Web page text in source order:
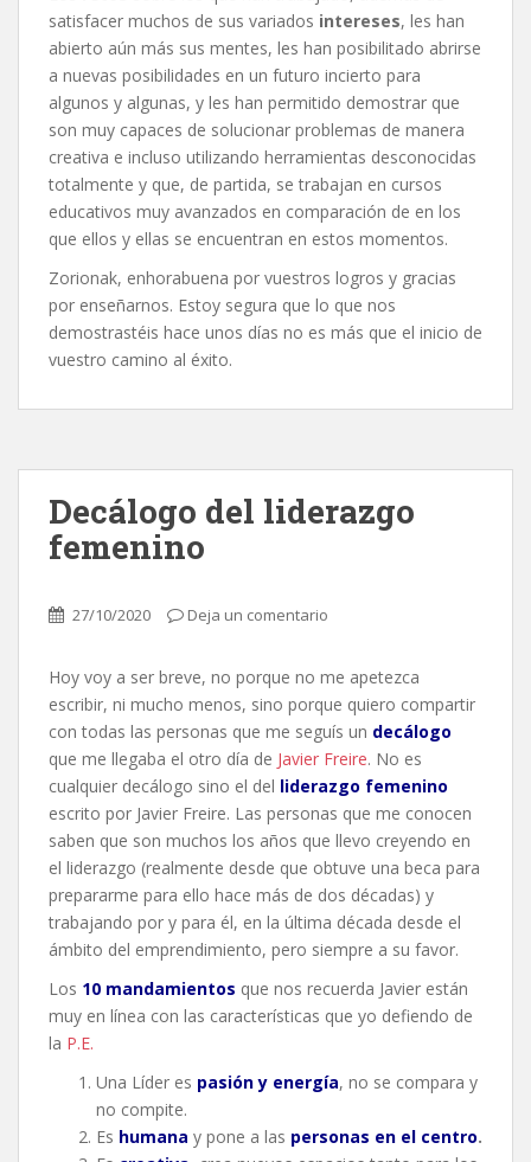
satisfacer muchos de sus variados intereses, les han
abierto aún más sus mentes, les han posibilitado abrirse
a nuevas posibilidades en un futuro incierto para
algunos y algunas, y les han permitido demostrar que
son muy capaces de solucionar problemas de manera
creativa e incluso utilizando herramientas desconocidas
totalmente y que, de partida, se trabajan en cursos
educativos muy avanzados en comparación de en los
que ellos y ellas se encuentran en estos momentos.
Zorionak, enhorabuena por vuestros logros y gracias
por enseñarnos. Estoy segura que lo que nos
demostrastéis hace unos días no es más que el inicio de
vuestro camino al éxito.
Decálogo del liderazgo
femenino
27/10/2020 Deja un comentario
Hoy voy a ser breve, no porque no me apetezca
escribir, ni mucho menos, sino porque quiero compartir
con todas las personas que me seguís un decálogo
que me llegaba el otro día de Javier Freire. No es
cualquier decálogo sino el del liderazgo femenino
escrito por Javier Freire. Las personas que me conocen
saben que son muchos los años que llevo creyendo en
el liderazgo (realmente desde que obtuve una beca para
prepararme para ello hace más de dos décadas) y
trabajando por y para él, en la última década desde el
ámbito del emprendimiento, pero siempre a su favor.
Los 10 mandamientos que nos recuerda Javier están
muy en línea con las características que yo defiendo de
la P.E.
Una Líder es pasión y energía, no se compara y
no compite.
Es humana y pone a las personas en el centro.